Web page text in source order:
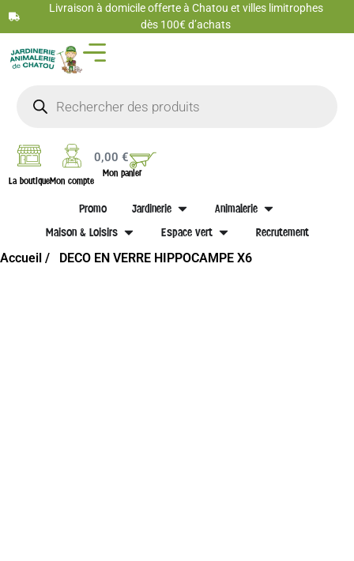
Livraison à domicile offerte à Chatou et villes limitrophes
dès 100€ d’achats
La boutiqueMon compte
0,00€
Mon panier
Promo Jardinerie
Animalerie
Maison & Loisirs
Espace vert Recrutement
Accueil / DECO EN VERRE HIPPOCAMPE X6